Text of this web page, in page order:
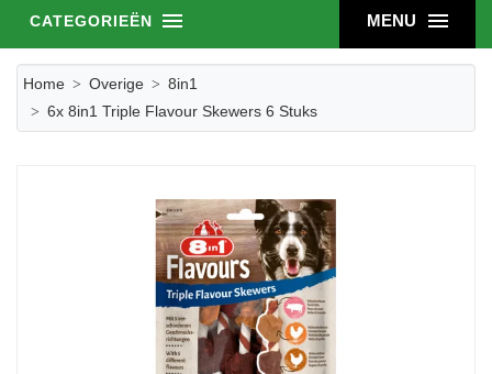
MENU
CATEGORIEËN
Home Overige
8in1
6x 8in1 Triple Flavour Skewers 6 Stuks